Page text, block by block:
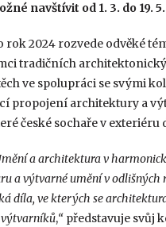
navštívit od 1. 3. do 19.
2024 rozvede odvěké
tradičních
ve spolupráci se svými
propojení architektury a
české sochaře v exteriéru
a architektura v
a výtvarné umění v odlišných
díla, ve kterých se
výtvarníků,“představuje svůj